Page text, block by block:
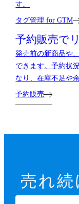
す。
タグ管理 for GTM
予約販売で
発売前の新商品や
できます。予約状
なり、在庫不足や
予約販売
売れ続